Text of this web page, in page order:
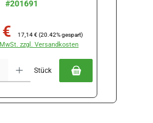
#201691
17,14 € (20.42% gespart)
zzgl. Versandkosten
Stück